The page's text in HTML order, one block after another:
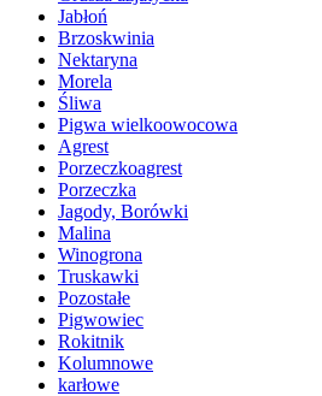
Jabłoń
Brzoskwinia
Nektaryna
Morela
Śliwa
Pigwa wielkoowocowa
Agrest
Porzeczkoagrest
Porzeczka
Jagody, Borówki
Malina
Winogrona
Truskawki
Pozostałe
Pigwowiec
Rokitnik
Kolumnowe
karłowe